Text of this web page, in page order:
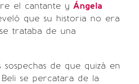
el cantante y Ángela
que su historia no era
trataba de una
sospechas de que quizá en
se percatara de la